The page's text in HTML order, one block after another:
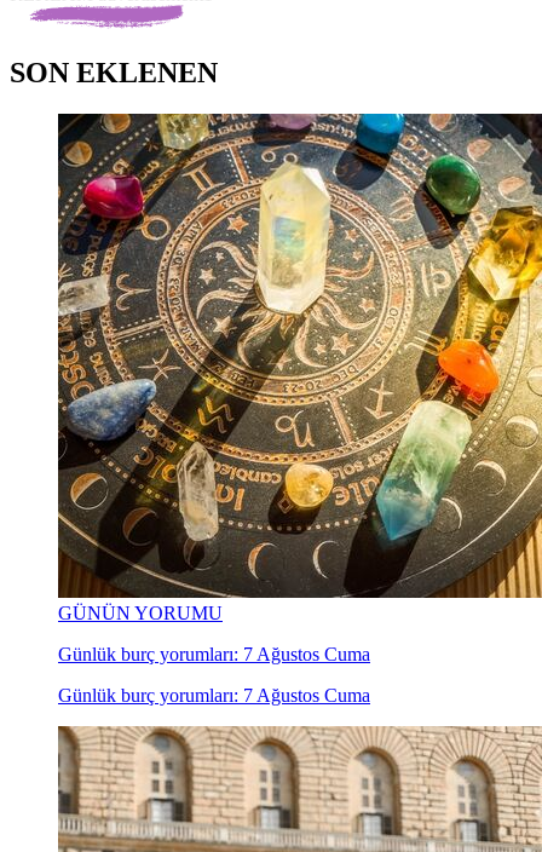
SON EKLENEN
GÜNÜN YORUMU
Günlük burç yorumları: 7 Ağustos Cuma
Günlük burç yorumları: 7 Ağustos Cuma